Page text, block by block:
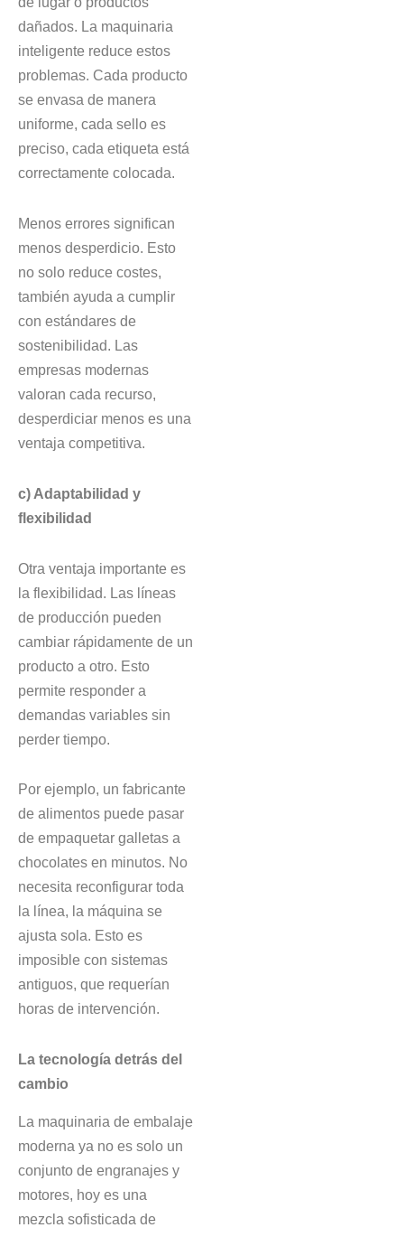
dañados. La maquinaria
inteligente reduce estos
problemas. Cada producto
se envasa de manera
uniforme, cada sello es
preciso, cada etiqueta está
correctamente colocada.
Menos errores significan
menos desperdicio. Esto
no solo reduce costes,
también ayuda a cumplir
con estándares de
sostenibilidad. Las
empresas modernas
valoran cada recurso,
desperdiciar menos es una
ventaja competitiva.
c) Adaptabilidad y
flexibilidad
Otra ventaja importante es
la flexibilidad. Las líneas
de producción pueden
cambiar rápidamente de un
producto a otro. Esto
permite responder a
demandas variables sin
perder tiempo.
Por ejemplo, un fabricante
de alimentos puede pasar
de empaquetar galletas a
chocolates en minutos. No
necesita reconfigurar toda
la línea, la máquina se
ajusta sola. Esto es
imposible con sistemas
antiguos, que requerían
horas de intervención.
La tecnología detrás del
cambio
La maquinaria de embalaje
moderna ya no es solo un
conjunto de engranajes y
motores, hoy es una
mezcla sofisticada de